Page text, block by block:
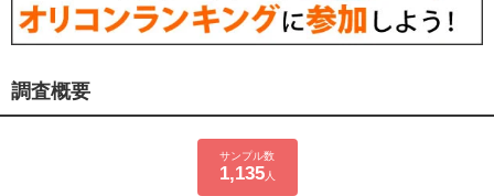
調査概要
サンプル数
1,135人